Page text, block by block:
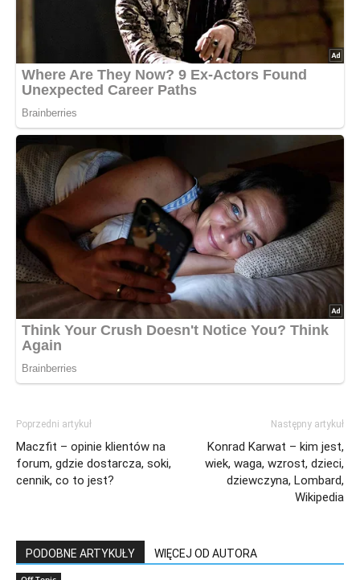
Poprzedni artykuł
Maczfit – opinie klientów na
forum, gdzie dostarcza, soki,
cennik, co to jest?
Następny artykuł
Konrad Karwat – kim jest,
wiek, waga, wzrost, dzieci,
dziewczyna, Lombard,
Wikipedia
PODOBNE ARTYKUŁY WIĘCEJ OD AUTORA